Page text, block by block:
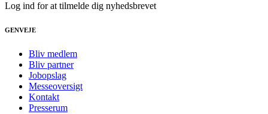
Log ind for at tilmelde dig nyhedsbrevet
GENVEJE
Bliv medlem
Bliv partner
Jobopslag
Messeoversigt
Kontakt
Presserum